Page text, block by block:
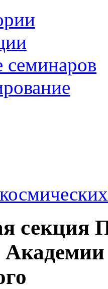
семинаров
секция